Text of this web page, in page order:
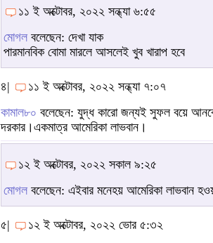
১১ ই অক্টোবর, ২০২২ সন্ধ্যা ৬:৫৫
মোগল বলেছেন: দেখা যাক
পারমানবিক বোমা মারলে আসলেই খুব খারাপ হবে
৪|
১১ ই অক্টোবর, ২০২২ সন্ধ্যা ৭:০৭
কামাল৮০ বলেছেন: যুদ্ধ কারো জন্যই সুফল বয়ে
দরকার।একমাত্র আমেরিকা লাভবান।
১২ ই অক্টোবর, ২০২২ সকাল ৯:২৫
মোগল বলেছেন: এইবার মনেহয় আমেরিকা লাভবান
৫|
১২ ই অক্টোবর, ২০২২ ভোর ৫:৩২